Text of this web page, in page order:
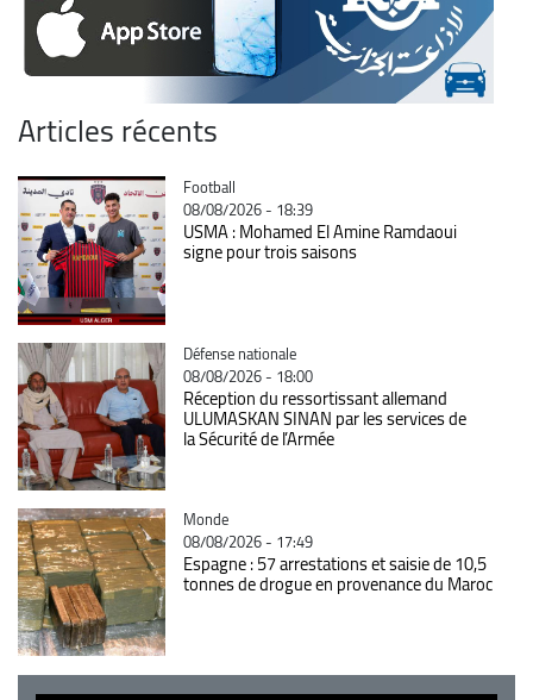
Articles récents
Catégorie
Football
08/08/2026 - 18:39
USMA : Mohamed El Amine Ramdaoui
signe pour trois saisons
Catégorie
Défense nationale
08/08/2026 - 18:00
Réception du ressortissant allemand
ULUMASKAN SINAN par les services de
la Sécurité de l’Armée
Catégorie
Monde
08/08/2026 - 17:49
Espagne : 57 arrestations et saisie de 10,5
tonnes de drogue en provenance du Maroc